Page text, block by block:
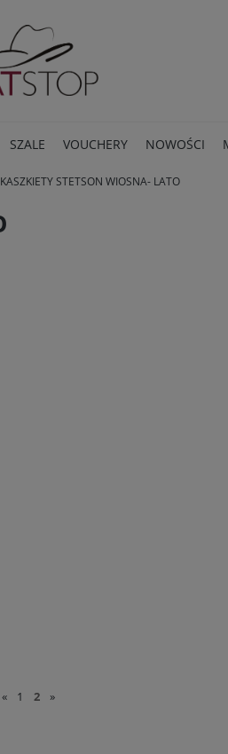
SZALE VOUCHERY NOWOŚCI
KASZKIETY STETSON WIOSNA- LATO
« 1 2 »